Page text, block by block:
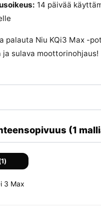
14 päivää
palauta Niu KQi3 Max -
sulava moottorinohjaus!
(1
3 Max